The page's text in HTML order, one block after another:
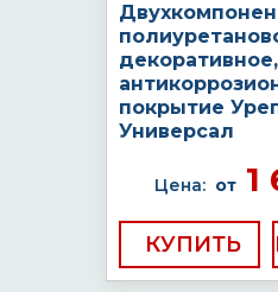
декоративное,
покрытие
Универсал
Цена: от1
КУПИТЬ